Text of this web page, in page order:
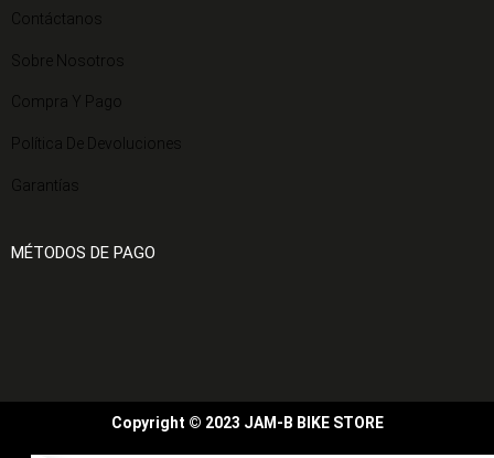
Contáctanos
Sobre Nosotros
Compra Y Pago
Política De Devoluciones
Garantías
MÉTODOS DE PAGO
Copyright © 2023 JAM-B BIKE STORE